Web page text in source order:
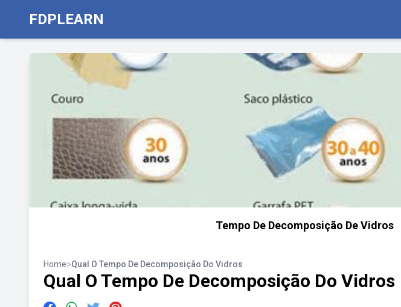
FDPLEARN
Tempo De Decomposição De Vidros
Home>Qual O Tempo De Decomposição Do Vidros
Qual O Tempo De Decomposição Do Vidros